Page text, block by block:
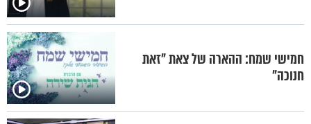
חמישי שמח: ההארה של צאת "זאת
חנוכה"